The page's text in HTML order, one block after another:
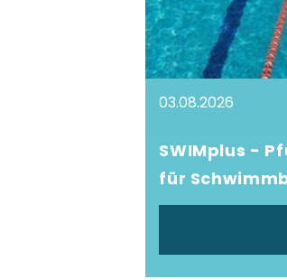
03.08.2026
SWIMplus -
für